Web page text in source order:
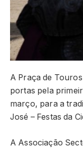
A Praça de
portas pela
março, para a
José – Festas da
A Associação